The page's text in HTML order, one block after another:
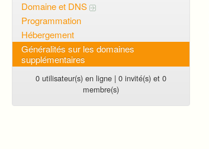
Domaine et DNS
Programmation
Hébergement
Généralités sur les domaines
supplémentaires
0 utilisateur(s) en ligne | 0 invité(s) et 0
membre(s)